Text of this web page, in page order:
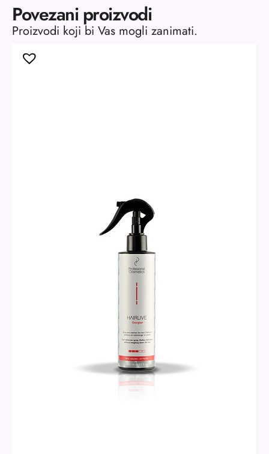
Povezani proizvodi
Proizvodi koji bi Vas mogli zanimati.